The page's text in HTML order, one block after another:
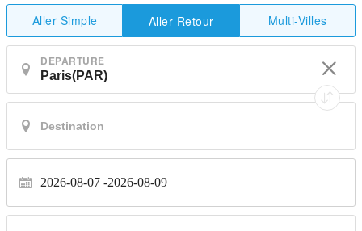
Aller Simple Aller-Retour Multi-Villes
DEPARTURE
2026-08-07 2026-08-09